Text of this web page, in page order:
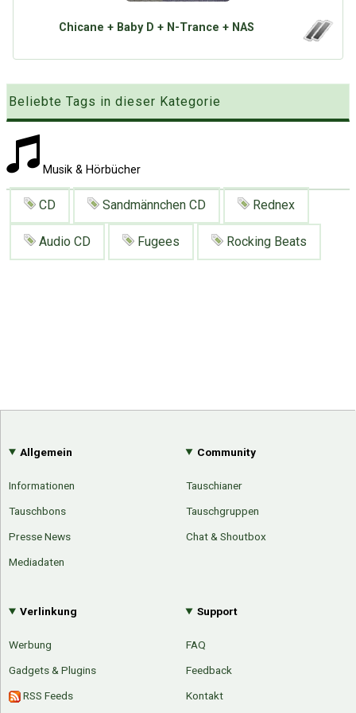
Mediadaten
Erweitere Suche
Chicane + Baby D + N-Trance + NAS
Beliebte Tags in dieser Kategorie
Musik & Hörbücher
CD Sandmännchen CD Rednex
Audio CD Fugees Rocking Beats
Allgemein
Informationen
Tauschbons
Presse News
Mediadaten
Community
Tauschianer
Tauschgruppen
Chat & Shoutbox
Verlinkung
Werbung
Gadgets & Plugins
RSS Feeds
Support
FAQ
Feedback
Kontakt